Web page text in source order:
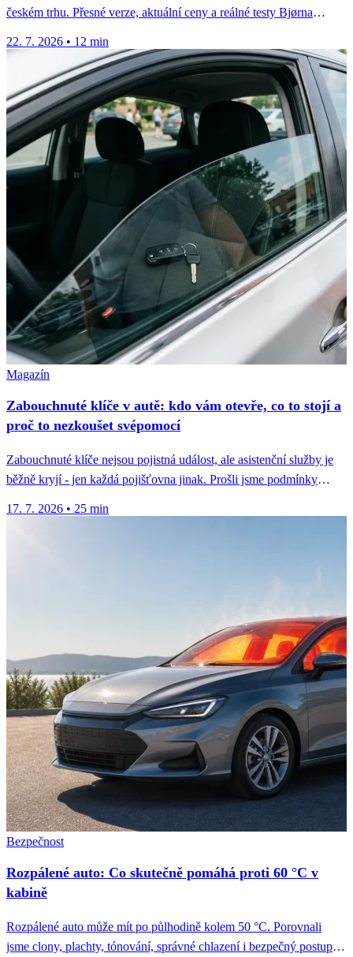
českém trhu. Přesné verze, aktuální ceny a reálné testy Bjørna
22. 7. 2026 • 12 min
Magazín
Zabouchnuté klíče v autě: kdo vám otevře, co to stojí a
proč to nezkoušet svépomocí
Zabouchnuté klíče nejsou pojistná událost, ale asistenční služby je
běžně kryjí - jen každá pojišťovna jinak. Prošli jsme podmínky
17. 7. 2026 • 25 min
Bezpečnost
Rozpálené auto: Co skutečně pomáhá proti 60 °C v
kabině
Rozpálené auto může mít po půlhodině kolem 50 °C. Porovnali
jsme clony, plachty, tónování, správné chlazení i bezpečný postup